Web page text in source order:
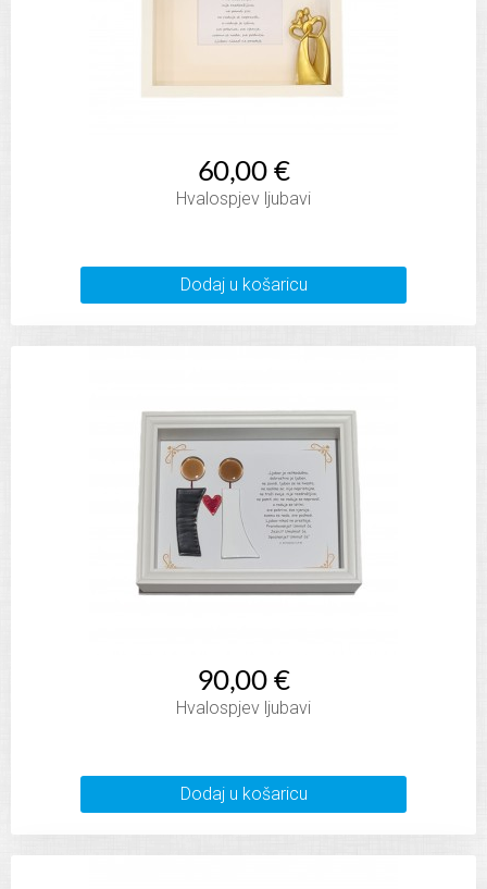
60,00 €
Hvalospjev ljubavi
Dodaj u košaricu
90,00 €
Hvalospjev ljubavi
Dodaj u košaricu